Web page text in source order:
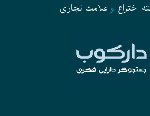
اختراع وعلامت تجاری